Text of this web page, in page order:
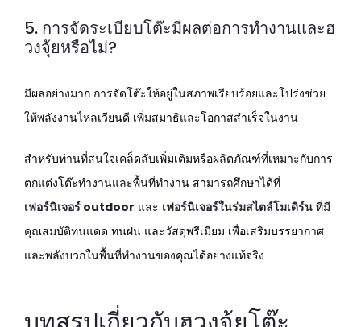
5. การจัดระเบียบโต๊ะมีผลต่อการทำงานและฮ
วงจุ้ยหรือไม่?
มีผลอย่างมาก การจัดโต๊ะให้อยู่ในสภาพเรียบร้อยและโปร่งช่วย
ให้พลังงานไหลเวียนดี เพิ่มสมาธิและโอกาสสำเร็จในงาน
สำหรับท่านที่สนใจเคล็ดลับเพิ่มเติมหรือผลิตภัณฑ์ที่เหมาะกับการ
ตกแต่งโต๊ะทำงานและพื้นที่ทำงาน สามารถศึกษาได้ที่
เฟอร์นิเจอร์ outdoor และ เฟอร์นิเจอร์ในร่มสไตล์โมเดิร์น ที่มี
คุณสมบัติทนแดด ทนฝน และวัสดุพรีเมียม เพื่อเสริมบรรยากาศ
และพลังบวกในพื้นที่ทำงานของคุณได้อย่างแท้จริง